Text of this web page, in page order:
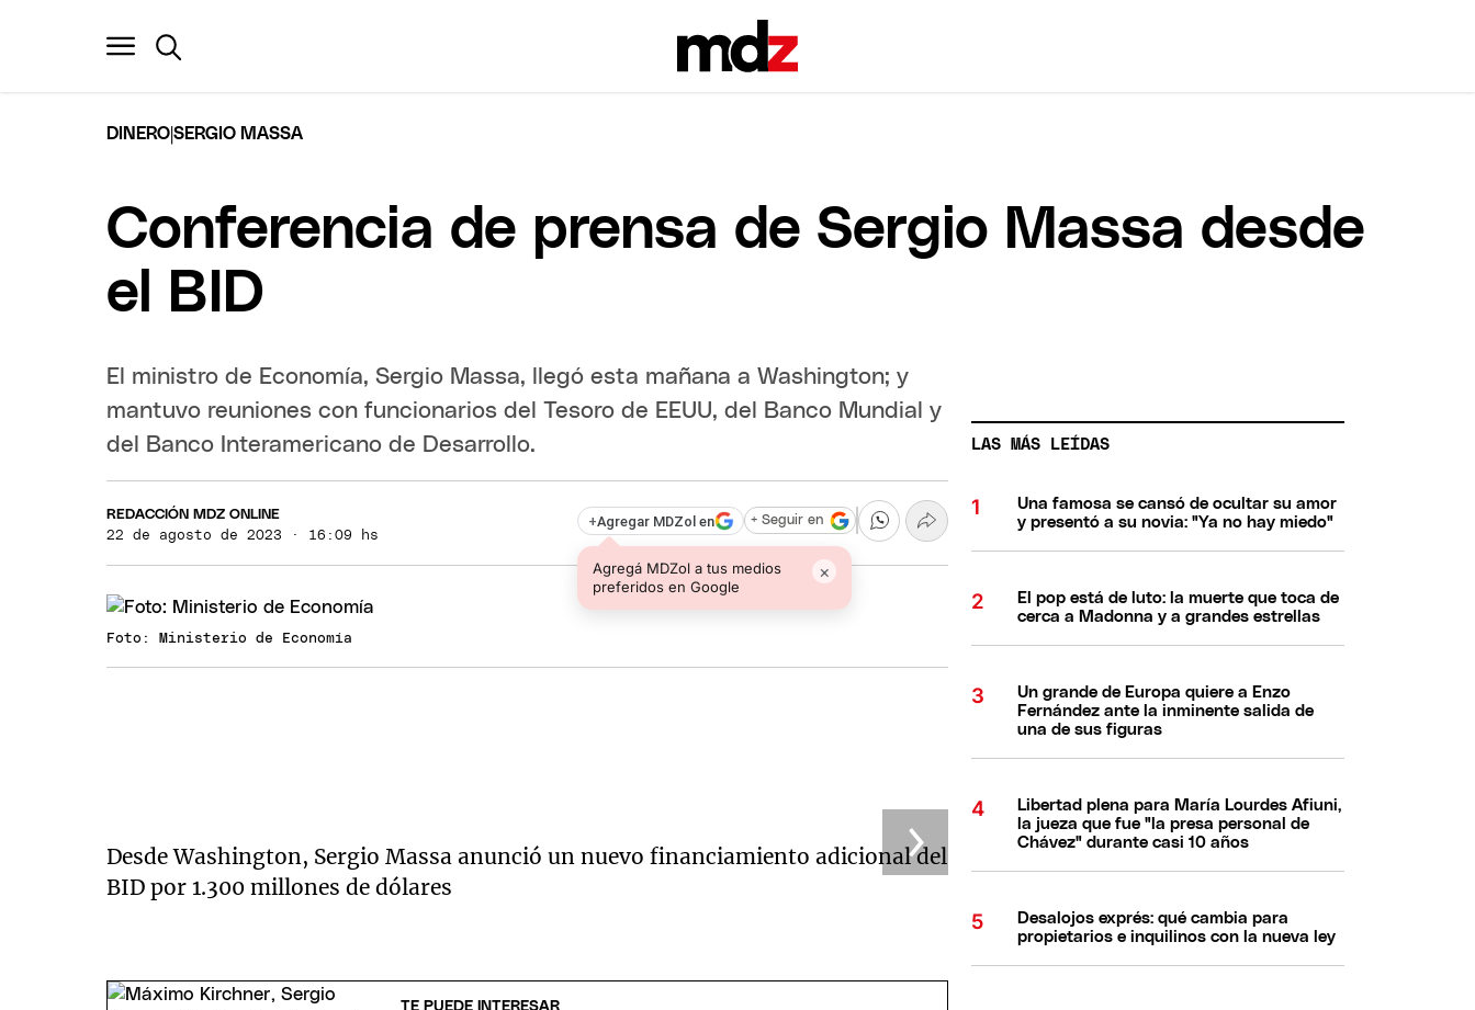
DINERO|SERGIO MASSA
Conferencia de prensa de Sergio Massa desde
el BID
El ministro de Economía, Sergio Massa, llegó esta mañana a Washington; y
mantuvo reuniones con funcionarios del Tesoro de EEUU, del Banco Mundial y
del Banco Interamericano de Desarrollo.
REDACCIÓN MDZ ONLINE
22 de agosto de 2023 · 16:09 hs
+Agregar MDZol en
Agregá MDZol a tus medios
preferidos en Google
×
+ Seguir en
Foto: Ministerio de Economía
Desde Washington, Sergio Massa anunció un nuevo financiamiento adicional del
BID por 1.300 millones de dólares
TE PUEDE INTERESAR
LAS MÁS LEÍDAS
Una famosa se cansó de ocultar su amor
y presentó a su novia: "Ya no hay miedo"
El pop está de luto: la muerte que toca de
cerca a Madonna y a grandes estrellas
Un grande de Europa quiere a Enzo
Fernández ante la inminente salida de
una de sus figuras
Libertad plena para María Lourdes Afiuni,
la jueza que fue "la presa personal de
Chávez" durante casi 10 años
Desalojos exprés: qué cambia para
propietarios e inquilinos con la nueva ley